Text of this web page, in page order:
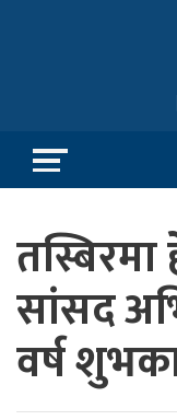
तस्बिरमा
सांसद
वर्ष